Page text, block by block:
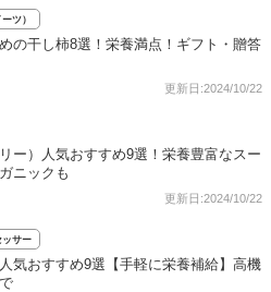
ツ）
の干し柿8選！栄養満点！ギフト・贈答
更新日:2024/10/22
ー）人気おすすめ9選！栄養豊富なスー
ニックも
更新日:2024/10/22
ッサー
気おすすめ9選【手軽に栄養補給】高機